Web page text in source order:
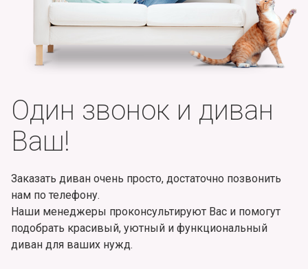
Один звонок и диван
Ваш!
Заказать диван очень просто, достаточно позвонить
нам по телефону.
Наши менеджеры проконсультируют Вас и помогут
подобрать красивый, уютный и функциональный
диван для ваших нужд.